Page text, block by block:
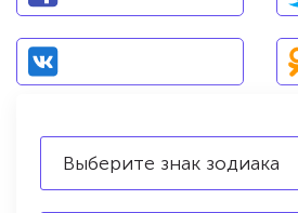
Выберите знак зодиака